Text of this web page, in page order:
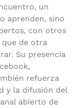
un
aprenden, sino
con otros
de otra
Su presencia
refuerza
y la difusión del
abierto de